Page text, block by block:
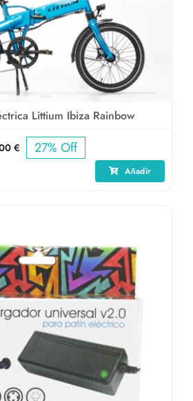
Littium Ibiza Rainbow
€Rango
de
27% Off
Añadir